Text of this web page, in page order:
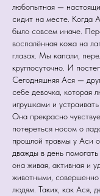
любопытная —
сидит на месте. Когда
было совсем иначе.
воспалённая кожа на
глазах. Мы капали,
круглосуточно. И
Сегодняшняя Ася —
себе девочка, которая
игрушками и
Она прекрасно
потереться носом о
прошлой травмы у Аси
дважды в день
она живая, активная и
животными, совершенно
людям. Таких, как Ася,